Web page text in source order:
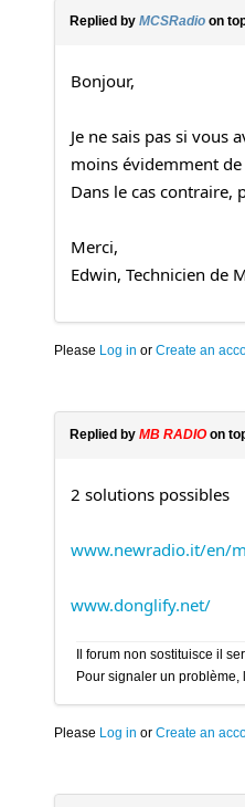
Replied by MCSRadioon
Bonjour,
Je ne sais pas si
moins évidemment
Dans le cas contraire,
Merci,
Edwin, Technicien de
Please Log in or Create an
Replied by MB RADIOon
2 solutions possibles
www.newradio.it/en/
www.donglify.net/
Il forum non sostituisce il
Pour signaler un problème,
Please Log in or Create an